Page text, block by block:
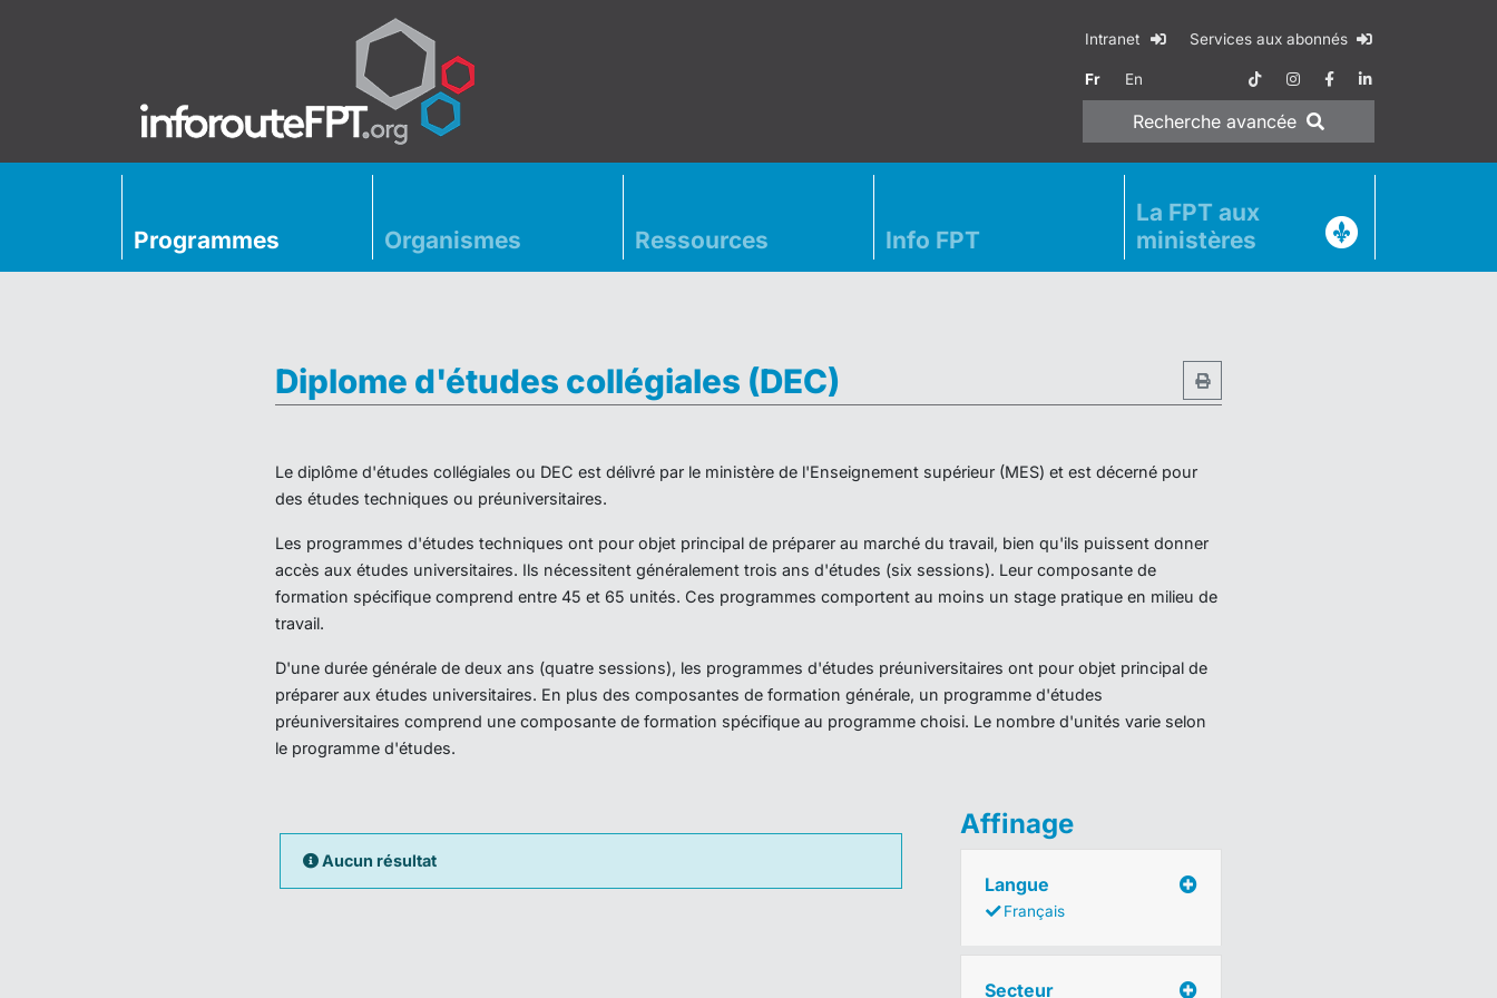
Intranet Services aux abonnés
Fr En
Recherche avancée
Programmes Organismes Ressources Info FPT
La FPT aux
ministères
Diplome d'études collégiales (DEC)
Le diplôme d'études collégiales ou DEC est délivré par le ministère de l'Enseignement supérieur (MES) et est décerné pour
des études techniques ou préuniversitaires.
Les programmes d'études techniques ont pour objet principal de préparer au marché du travail, bien qu'ils puissent donner
accès aux études universitaires. Ils nécessitent généralement trois ans d'études (six sessions). Leur composante de
formation spécifique comprend entre 45 et 65 unités. Ces programmes comportent au moins un stage pratique en milieu de
travail.
D'une durée générale de deux ans (quatre sessions), les programmes d'études préuniversitaires ont pour objet principal de
préparer aux études universitaires. En plus des composantes de formation générale, un programme d'études
préuniversitaires comprend une composante de formation spécifique au programme choisi. Le nombre d'unités varie selon
le programme d'études.
Aucun résultat
Affinage
Langue
Français
Secteur